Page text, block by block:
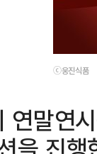
ⓒ웅진식품
연말연